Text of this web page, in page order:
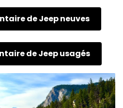
de Jeep neuves
de Jeep usagés